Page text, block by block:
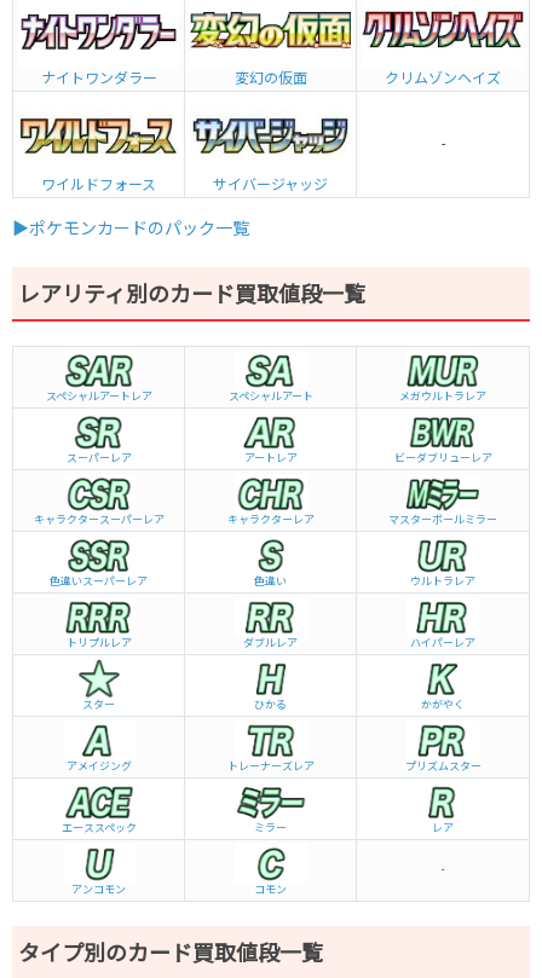
ナイトワンダラー 変幻の仮面 クリムゾンヘイズ
ワイルドフォース サイバージャッジ
-
▶ポケモンカードのパック一覧
レアリティ別のカード買取値段一覧
スペシャルアートレア スペシャルアート メガウルトラレア
スーパーレア アートレア ビーダブリュー レア
キャラクタースーパーレア キャラクターレア マスターボールミラー
色違いスーパーレア 色違い ウルトラレア
トリプルレア ダブルレア ハイパーレア
スター ひかる かがやく
アメイジング トレーナーズレア プリズムスター
エーススペック ミラー レア
アンコモン コモン
-
タイプ別のカード買取値段一覧